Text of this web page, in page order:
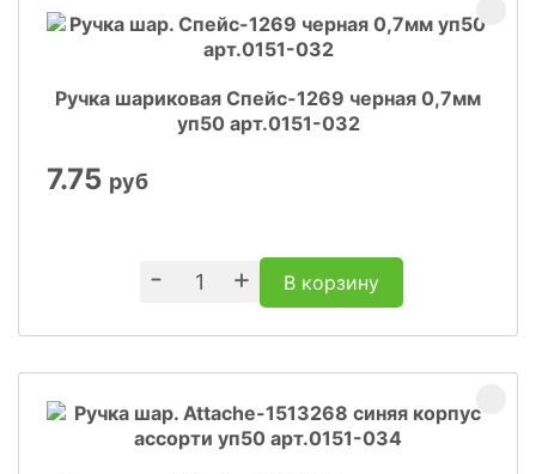
Ручка шариковая Спейс-1269 черная 0,7мм
уп50 арт.0151-032
7.75 руб
- + В корзину